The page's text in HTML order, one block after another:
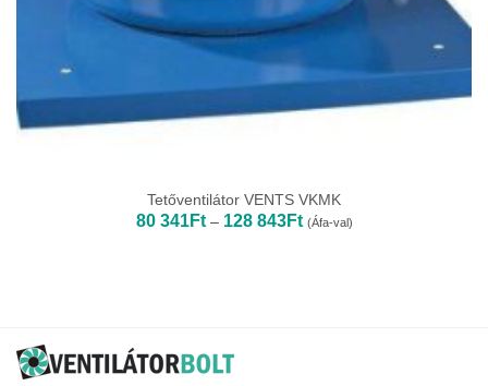
Tetőventilátor VENTS VKMK
80 341Ft – 128 843FtÁrtartomány:
80
(Áfa-val)